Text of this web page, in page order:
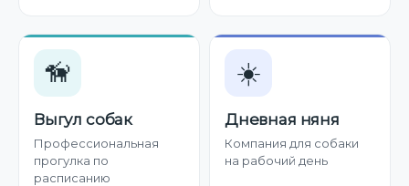
🦮
Выгул собак
Профессиональная
прогулка по
расписанию
☀️
Дневная няня
Компания для собаки
на рабочий день